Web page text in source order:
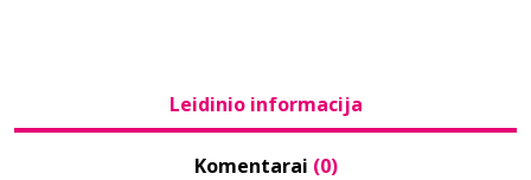
Leidinio informacija
Komentarai (0)